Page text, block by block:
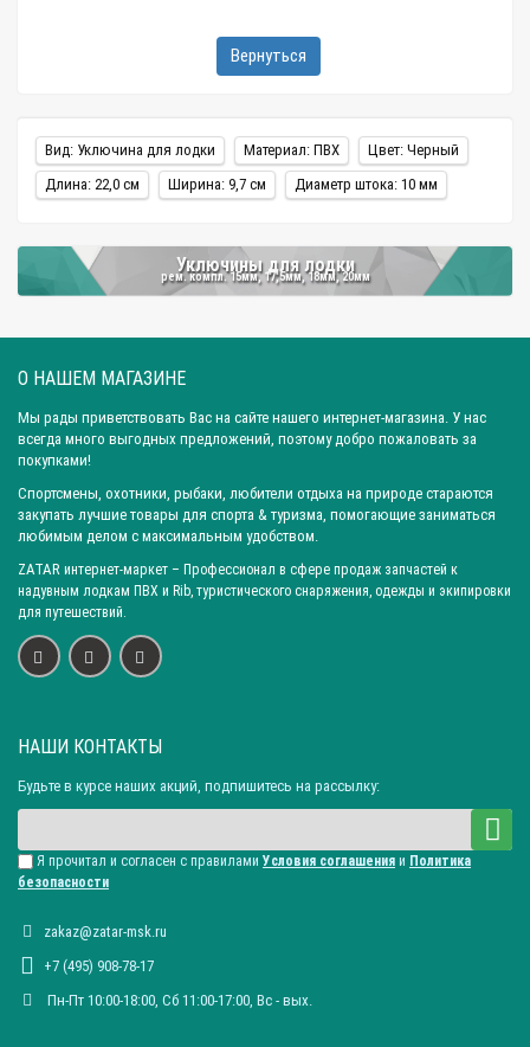
Вернуться
Вид: Уключина для лодки Материал: ПВХ
Цвет: Черный
Длина: 22,0 см
Ширина: 9,7 см Диаметр штока: 10 мм
Уключины для лодки
рем. компл. 15мм, 17,5мм, 18мм, 20мм
О НАШЕМ МАГАЗИНЕ
Мы рады приветствовать Вас на сайте нашего интернет-магазина. У нас
всегда много выгодных предложений, поэтому добро пожаловать за
покупками!
Спортсмены, охотники, рыбаки, любители отдыха на природе стараются
закупать лучшие товары для спорта & туризма, помогающие заниматься
любимым делом с максимальным удобством.
ZATAR интернет-маркет – Профессионал в сфере продаж запчастей к
надувным лодкам ПВХ и Rib, туристического снаряжения, одежды и экипировки
для путешествий.
НАШИ КОНТАКТЫ
Будьте в курсе наших акций, подпишитесь на рассылку:
Я прочитал и согласен с правилами Условия соглашения и Политика
безопасности
zakaz@zatar-msk.ru
+7 (495) 908-78-17
Пн-Пт 10:00-18:00, Сб 11:00-17:00, Вc - вых.